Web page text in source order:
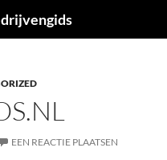
EEN REACTIE PLAATSEN